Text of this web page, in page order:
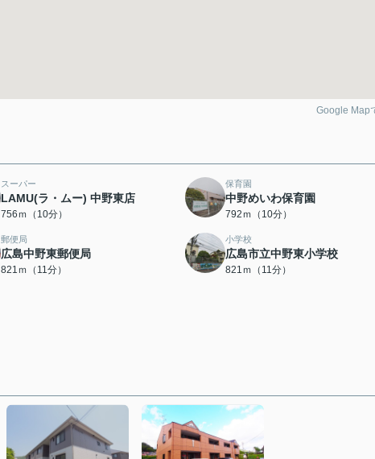
Google Map
スーパー
LAMU(ラ・ムー) 中野東店
756ｍ（10分）
保育園
中野めいわ保育園
792ｍ（10分）
郵便局
広島中野東郵便局
821ｍ（11分）
小学校
広島市立中野東小学校
821ｍ（11分）